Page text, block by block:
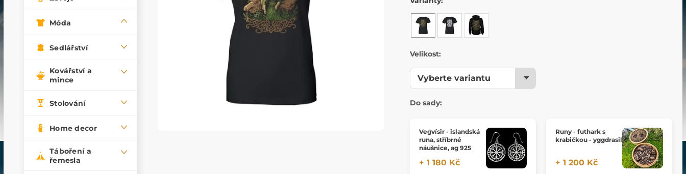
Móda
Sedlářství
Kovářství a
mince
Stolování
Home decor
Táboření a
řemesla
Velikost:
Do sady:
Vegvísir - islandská
runa, stříbrné
náušnice, ag 925
+ 1 180 Kč
Runy - futhark s
krabičkou - yggdrasil
+ 1 200 Kč